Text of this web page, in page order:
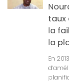
taux
la
la
En